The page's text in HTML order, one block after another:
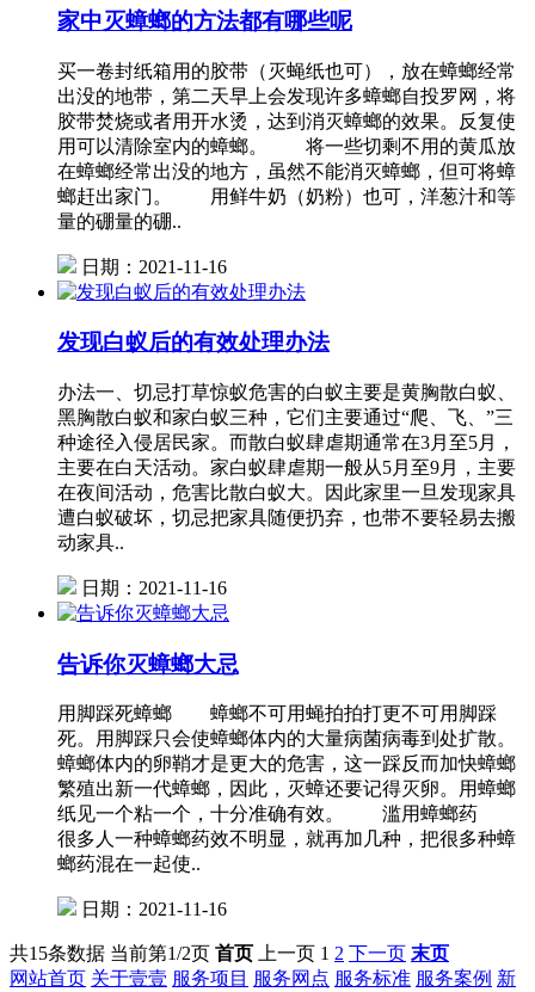
家中灭蟑螂的方法都有哪些呢
买一卷封纸箱用的胶带（灭蝇纸也可），放在蟑螂经常
出没的地带，第二天早上会发现许多蟑螂自投罗网，将
胶带焚烧或者用开水烫，达到消灭蟑螂的效果。反复使
用可以清除室内的蟑螂。 将一些切剩不用的黄瓜放
在蟑螂经常出没的地方，虽然不能消灭蟑螂，但可将蟑
螂赶出家门。 用鲜牛奶（奶粉）也可，洋葱汁和等
量的硼量的硼..
日期：2021-11-16
发现白蚁后的有效处理办法
办法一、切忌打草惊蚁危害的白蚁主要是黄胸散白蚁、
黑胸散白蚁和家白蚁三种，它们主要通过“爬、飞、”三
种途径入侵居民家。而散白蚁肆虐期通常在3月至5月，
主要在白天活动。家白蚁肆虐期一般从5月至9月，主要
在夜间活动，危害比散白蚁大。因此家里一旦发现家具
遭白蚁破坏，切忌把家具随便扔弃，也带不要轻易去搬
动家具..
日期：2021-11-16
告诉你灭蟑螂大忌
用脚踩死蟑螂 蟑螂不可用蝇拍拍打更不可用脚踩
死。用脚踩只会使蟑螂体内的大量病菌病毒到处扩散。
蟑螂体内的卵鞘才是更大的危害，这一踩反而加快蟑螂
繁殖出新一代蟑螂，因此，灭蟑还要记得灭卵。用蟑螂
纸见一个粘一个，十分准确有效。 滥用蟑螂药
很多人一种蟑螂药效不明显，就再加几种，把很多种蟑
螂药混在一起使..
日期：2021-11-16
共15条数据 当前第1/2页 首页 上一页 1 2 下一页 末页
网站首页 关于壹壹 服务项目 服务网点 服务标准 服务案例 新